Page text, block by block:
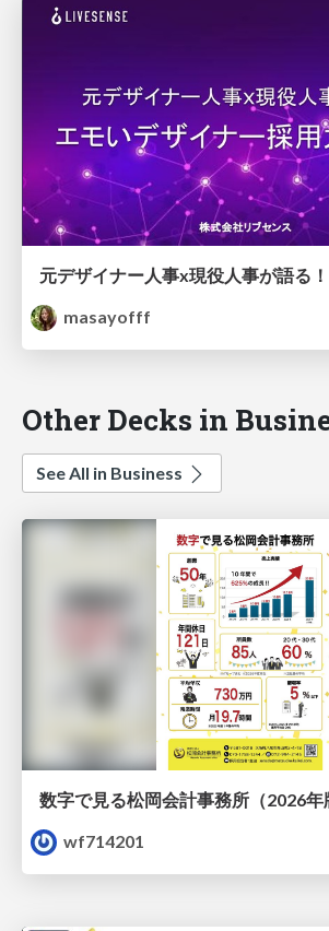
masayofff
Other Decks in
See All in Business
数字で見る松岡会計事務所（2026年
wf714201